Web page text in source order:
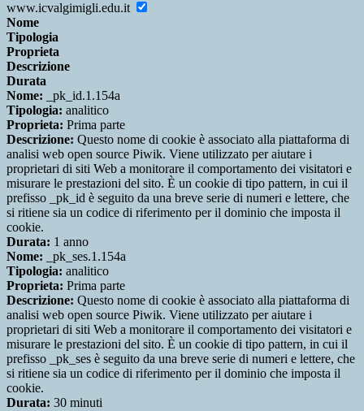
www.icvalgimigli.edu.it
Nome
Tipologia
Proprieta
Descrizione
Durata
Nome: _pk_id.1.154a
Tipologia: analitico
Proprieta: Prima parte
Descrizione: Questo nome di cookie è associato alla piattaforma di
analisi web open source Piwik. Viene utilizzato per aiutare i
proprietari di siti Web a monitorare il comportamento dei visitatori e
misurare le prestazioni del sito. È un cookie di tipo pattern, in cui il
prefisso _pk_id è seguito da una breve serie di numeri e lettere, che
si ritiene sia un codice di riferimento per il dominio che imposta il
cookie.
Durata: 1 anno
Nome: _pk_ses.1.154a
Tipologia: analitico
Proprieta: Prima parte
Descrizione: Questo nome di cookie è associato alla piattaforma di
analisi web open source Piwik. Viene utilizzato per aiutare i
proprietari di siti Web a monitorare il comportamento dei visitatori e
misurare le prestazioni del sito. È un cookie di tipo pattern, in cui il
prefisso _pk_ses è seguito da una breve serie di numeri e lettere, che
si ritiene sia un codice di riferimento per il dominio che imposta il
cookie.
Durata: 30 minuti